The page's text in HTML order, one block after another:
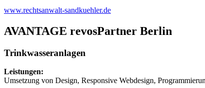
www.rechtsanwalt-sandkuehler.de
AVANTAGE revosPartner Berlin
Trinkwasseranlagen
Leistungen:
Umsetzung von Design, Responsive Webdesign,